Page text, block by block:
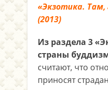
«Экзотика. Там,
(2013)
Из раздела 3
страны
считают, что
приносят